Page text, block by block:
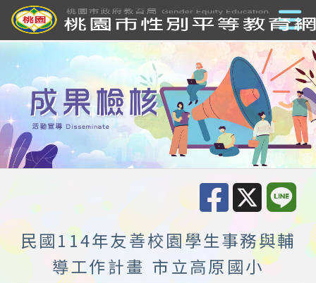
民國114年友善校園學生事務與輔
導工作計畫 市立高原國小